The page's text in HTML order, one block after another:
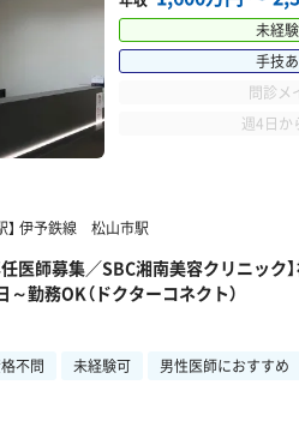
未経
手技
問診メ
週4日か
】 伊予鉄線 松山市駅
医師募集／SBC湘南美容クリニック
勤務OK（ドクターコネクト）
不問 未経験可 男性医師におすすめ